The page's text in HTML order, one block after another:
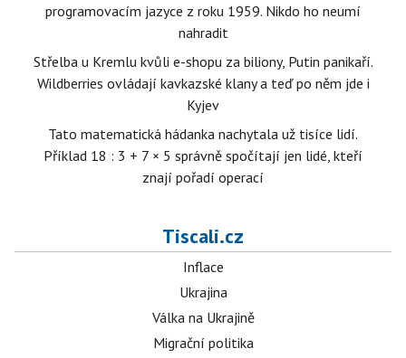
programovacím jazyce z roku 1959. Nikdo ho neumí
nahradit
Střelba u Kremlu kvůli e-shopu za biliony, Putin panikaří.
Wildberries ovládají kavkazské klany a teď po něm jde i
Kyjev
Tato matematická hádanka nachytala už tisíce lidí.
Příklad 18 : 3 + 7 × 5 správně spočítají jen lidé, kteří
znají pořadí operací
Tiscali.cz
Inflace
Ukrajina
Válka na Ukrajině
Migrační politika